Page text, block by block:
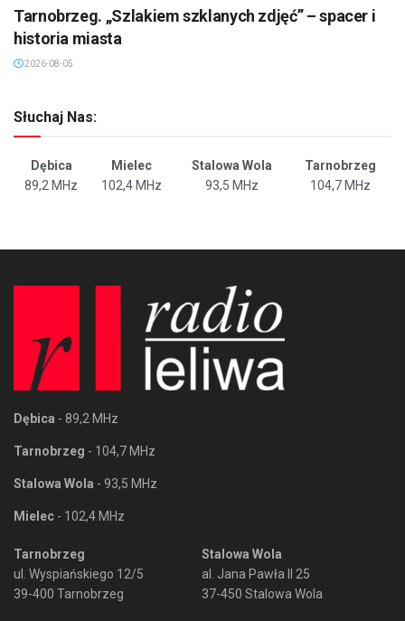
Tarnobrzeg. „Szlakiem szklanych zdjęć” – spacer i
historia miasta
2026-08-05
Słuchaj Nas:
Dębica Mielec Stalowa Wola
Tarnobrzeg
89,2 MHz
102,4 MHz 93,5 MHz 104,7 MHz
Dębica - 89,2 MHz
Tarnobrzeg - 104,7 MHz
Stalowa Wola - 93,5 MHz
Mielec - 102,4 MHz
Tarnobrzeg
ul. Wyspiańskiego 12/5
39-400 Tarnobrzeg
Stalowa Wola
al. Jana Pawła II 25
37-450 Stalowa Wola